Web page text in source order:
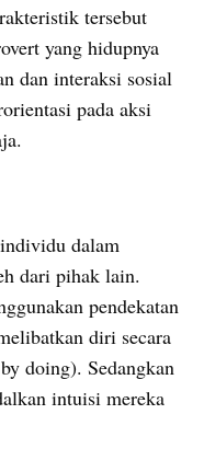
tersebut
yang hidupnya
dan interaksi sosial
pada aksi
dalam
dari pihak lain.
pendekatan
diri secara
doing). Sedangkan
intuisi mereka